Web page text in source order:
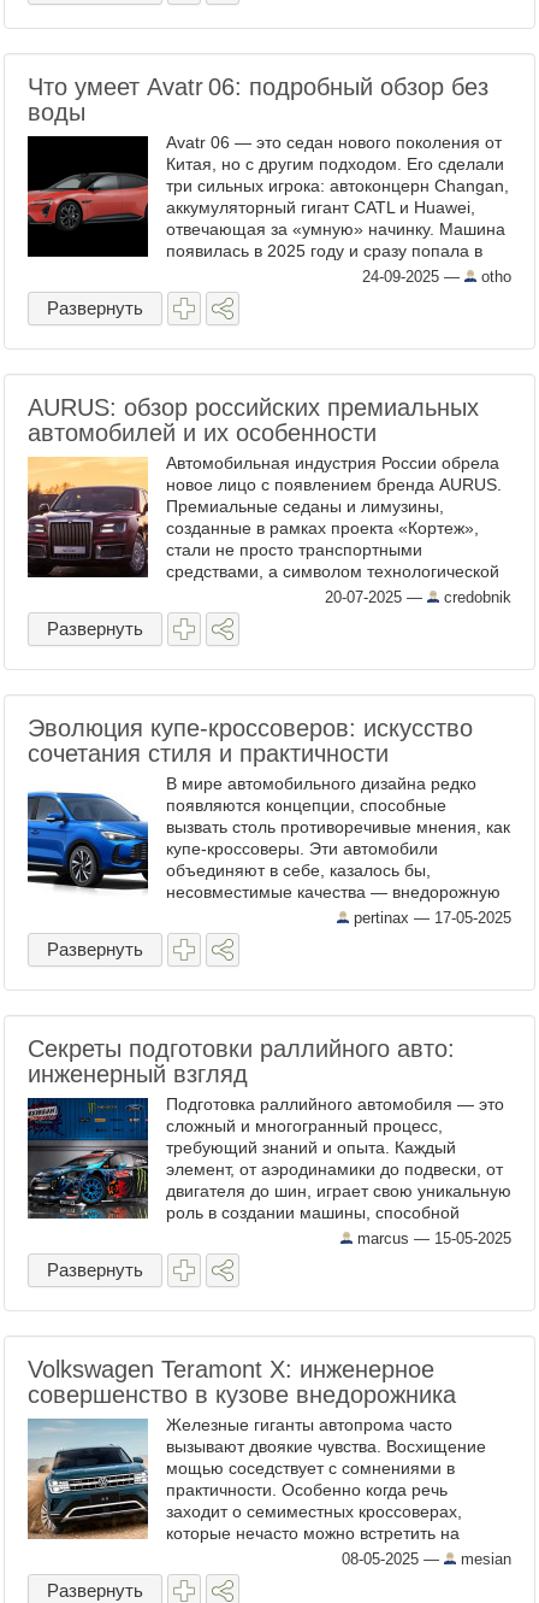
Что умеет Avatr 06: подробный обзор без
воды
Avatr 06 — это седан нового поколения от
Китая, но с другим подходом. Его сделали
три сильных игрока: автоконцерн Changan,
аккумуляторный гигант CATL и Huawei,
отвечающая за «умную» начинку. Машина
появилась в 2025 году и сразу попала в
центр внимания. Не из-за громкого
бренда, а ...
24-09-2025 — otho
Развернуть
AURUS: обзор российских премиальных
автомобилей и их особенности
Автомобильная индустрия России обрела
новое лицо с появлением бренда AURUS.
Премиальные седаны и лимузины,
созданные в рамках проекта «Кортеж»,
стали не просто транспортными
средствами, а символом технологической
независимости страны. Стартовав как
проект президентского кортежа, ...
20-07-2025 — credobnik
Развернуть
Эволюция купе-кроссоверов: искусство
сочетания стиля и практичности
В мире автомобильного дизайна редко
появляются концепции, способные
вызвать столь противоречивые мнения, как
купе-кроссоверы. Эти автомобили
объединяют в себе, казалось бы,
несовместимые качества — внедорожную
практичность и спортивную элегантность.
Сегодня мы рассмотрим историю ...
pertinax — 17-05-2025
Развернуть
Секреты подготовки раллийного авто:
инженерный взгляд
Подготовка раллийного автомобиля — это
сложный и многогранный процесс,
требующий знаний и опыта. Каждый
элемент, от аэродинамики до подвески, от
двигателя до шин, играет свою уникальную
роль в создании машины, способной
одержать победу на самых сложных
трассах мира. Инженеры и ...
marcus — 15-05-2025
Развернуть
Volkswagen Teramont X: инженерное
совершенство в кузове внедорожника
Железные гиганты автопрома часто
вызывают двоякие чувства. Восхищение
мощью соседствует с сомнениями в
практичности. Особенно когда речь
заходит о семиместных кроссоверах,
которые нечасто можно встретить на
российских дорогах. Volkswagen Teramont
X разрушает стереотипы о ...
08-05-2025 — mesian
Развернуть